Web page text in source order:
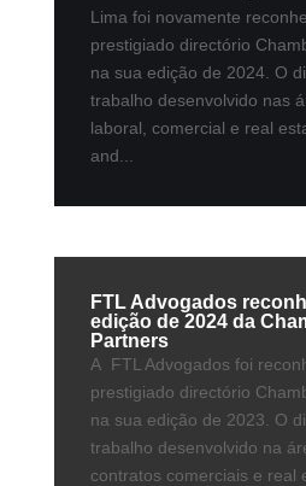
Lima foi novamente
prestigiado directório
na sua edição de 2024. O
trabalho desenvolvido nas
laboral, comercial e real
and...
FTL Advogados
edição de 2024 da
Partners
A FTL Advogados foi
prestigiado directório
na sua edição de 2023. O
trabalho desenvolvido na
contratos comerciais e real